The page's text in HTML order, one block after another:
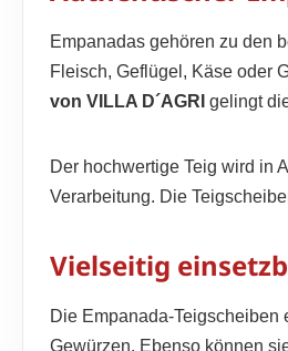
Empanadas gehören zu den
Fleisch, Geflügel, Käse oder
von VILLA D´AGRI gelingt
Der hochwertige Teig wird in
Verarbeitung. Die
Vielseitig
Die Empanada-
Gewürzen. Ebenso können